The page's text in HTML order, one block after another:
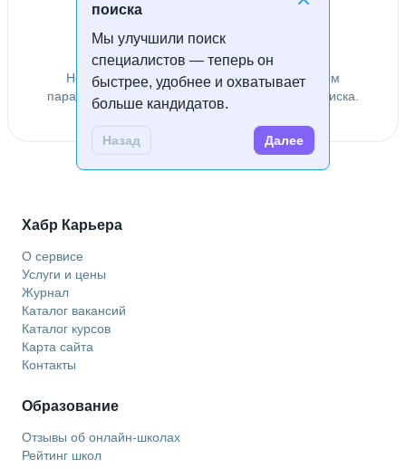
поиска
Мы улучшили поиск
специалистов — теперь он
быстрее, удобнее и охватывает
больше кандидатов.
Назад Далее
Специалисты не найдены
Не удалось найти специалистов по заданным
параметрам. Попробуйте изменить условия поиска.
Хабр Карьера
О сервисе
Услуги и цены
Журнал
Каталог вакансий
Каталог курсов
Карта сайта
Контакты
Образование
Отзывы об онлайн-школах
Рейтинг школ